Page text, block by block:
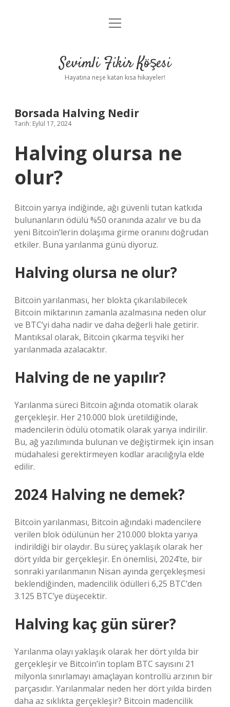
Anasayfa
Yasal Uyarı
menüyü
Sevimli Fikir Köşesi
Hayatına neşe katan kısa hikayeler!
Borsada Halving Nedir
Tarih: Eylül 17, 2024
Halving olursa ne
olur?
Bitcoin yarıya indiğinde, ağı güvenli tutan katkıda
bulunanların ödülü %50 oranında azalır ve bu da
yeni Bitcoin’lerin dolaşıma girme oranını doğrudan
etkiler. Buna yarılanma günü diyoruz.
Halving olursa ne olur?
Bitcoin yarılanması, her blokta çıkarılabilecek
Bitcoin miktarının zamanla azalmasına neden olur
ve BTC’yi daha nadir ve daha değerli hale getirir.
Mantıksal olarak, Bitcoin çıkarma teşviki her
yarılanmada azalacaktır.
Halving de ne yapılır?
Yarılanma süreci Bitcoin ağında otomatik olarak
gerçekleşir. Her 210.000 blok üretildiğinde,
madencilerin ödülü otomatik olarak yarıya indirilir.
Bu, ağ yazılımında bulunan ve değiştirmek için insan
müdahalesi gerektirmeyen kodlar aracılığıyla elde
edilir.
2024 Halving ne demek?
Bitcoin yarılanması, Bitcoin ağındaki madencilere
verilen blok ödülünün her 210.000 blokta yarıya
indirildiği bir olaydır. Bu süreç yaklaşık olarak her
dört yılda bir gerçekleşir. En önemlisi, 2024’te, bir
sonraki yarılanmanın Nisan ayında gerçekleşmesi
beklendiğinden, madencilik ödülleri 6,25 BTC’den
3.125 BTC’ye düşecektir.
Halving kaç gün sürer?
Yarılanma olayı yaklaşık olarak her dört yılda bir
gerçekleşir ve Bitcoin’in toplam BTC sayısını 21
milyonla sınırlamayı amaçlayan kontrollü arzının bir
parçasıdır. Yarılanmalar neden her dört yılda birden
daha az sıklıkta gerçekleşir? Bitcoin madencilik